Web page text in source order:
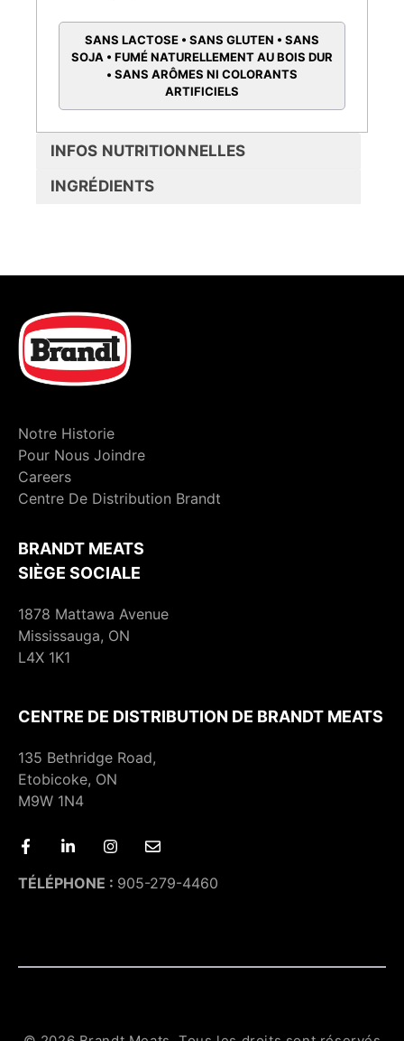
SANS LACTOSE • SANS GLUTEN • SANS
SOJA • FUMÉ NATURELLEMENT AU BOIS DUR
• SANS ARÔMES NI COLORANTS
ARTIFICIELS
INFOS NUTRITIONNELLES
INGRÉDIENTS
Notre Historie
Pour Nous Joindre
Careers
Centre De Distribution Brandt
BRANDT MEATS
SIÈGE SOCIALE
1878 Mattawa Avenue
Mississauga, ON
L4X 1K1
CENTRE DE DISTRIBUTION DE BRANDT MEATS
135 Bethridge Road,
Etobicoke, ON
M9W 1N4
TÉLÉPHONE : 905-279-4460